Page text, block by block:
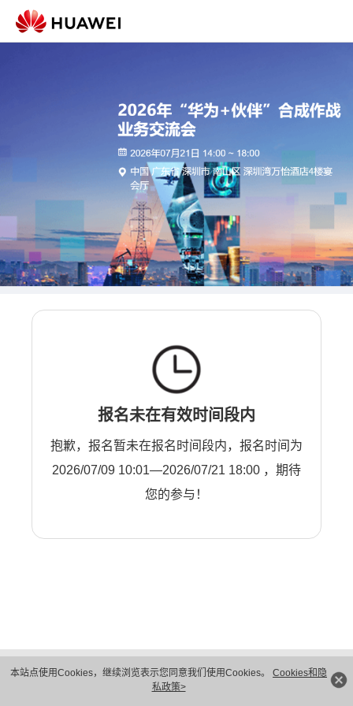
本站点使用Cookies，继续浏览表示您同意我们使用Cookies。 Cookies和隐
私政策>
报名未在有效时间段内
抱歉，报名暂未在报名时间段内，报名时间为
2026/07/09 10:01—2026/07/21 18:00 ，期待
您的参与！
隐私保护
法律声明